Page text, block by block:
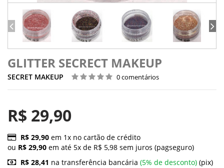
GLITTER SECRECT MAKEUP
SECRET MAKEUP 0 comentários
R$ 29,90
R$ 29,90 em 1x no cartão de crédito
ou R$ 29,90 em até 5x de R$ 5,98 sem juros (pagseguro)
R$ 28,41 na transferência bancária (5% de desconto) (pix)